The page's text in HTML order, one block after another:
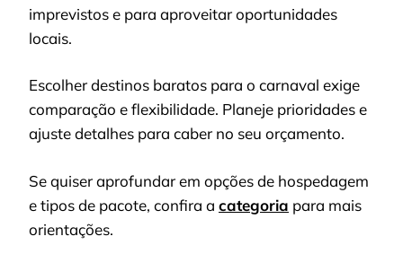
imprevistos e para aproveitar oportunidades
locais.
Escolher destinos baratos para o carnaval exige
comparação e flexibilidade. Planeje prioridades e
ajuste detalhes para caber no seu orçamento.
Se quiser aprofundar em opções de hospedagem
e tipos de pacote, confira a categoria para mais
orientações.